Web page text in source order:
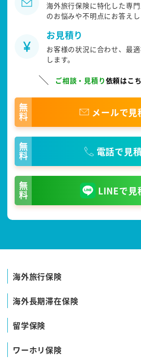
海外旅行保険に特化した専
のお悩みや不明点にお答え
お見積り
お客様の状況に合わせ、最
します。
ご相談・見積り依頼はこ
無料 メールで見
無料 電話で見
無料 LINEで見
海外旅行保険
海外長期滞在保険
留学保険
ワーホリ保険